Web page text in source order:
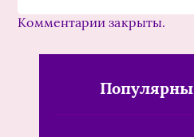
Комментарии закрыты.